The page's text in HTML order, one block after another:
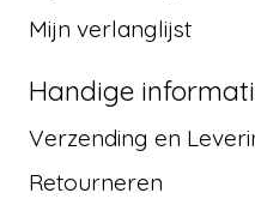
Mijn verlanglijst
Handige
Verzending en
Retourneren